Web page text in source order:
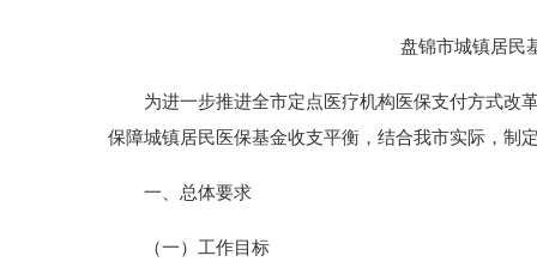
盘锦市城镇居民
为进一步推进全市定点医疗机构医保支付方式改革
保障城镇居民医保基金收支平衡，结合我市实际，制
一、总体要求
（一）工作目标